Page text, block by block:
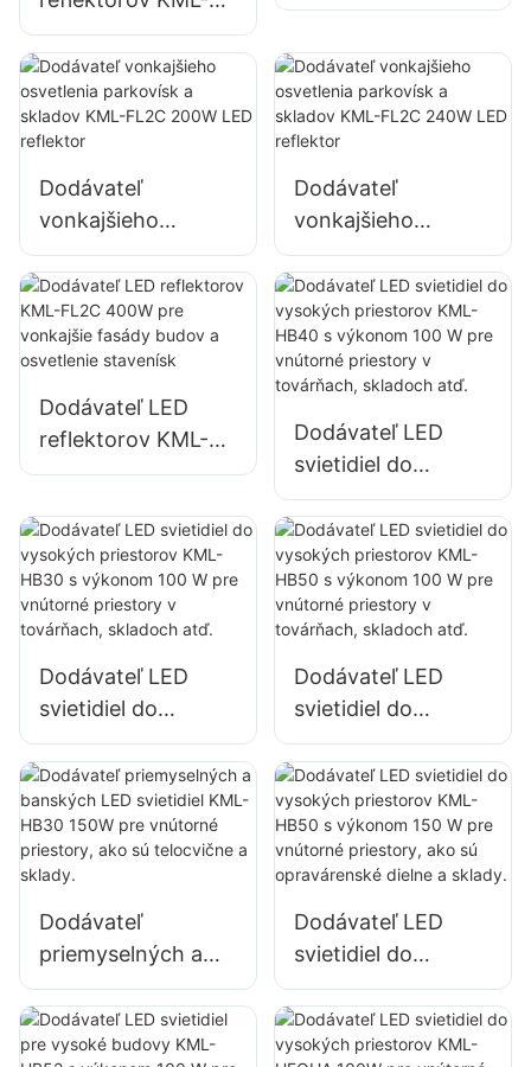
FL2C s výkonom
100 W pre
vonkajšie billboardy
a osvetlenie
reklamných
nápisov
FL2C 150W pre
osvetlenie stien a
priestorov
Dodávateľ
vonkajšieho
osvetlenia
parkovísk a skladov
KML-FL2C 200W
LED reflektor
Dodávateľ
vonkajšieho
osvetlenia
parkovísk a skladov
KML-FL2C 240W
LED reflektor
Dodávateľ LED
reflektorov KML-
FL2C 400W pre
budov a osvetlenie
stavenísk
Dodávateľ LED
svietidiel do
vysokých
priestorov KML-
HB40 s výkonom
100 W pre vnútorné
priestory v
skladoch atď.
Dodávateľ LED
svietidiel do
vysokých
priestorov KML-
HB30 s výkonom
100 W pre vnútorné
priestory v
skladoch atď.
Dodávateľ LED
svietidiel do
vysokých
priestorov KML-
HB50 s výkonom
100 W pre vnútorné
priestory v
skladoch atď.
Dodávateľ
priemyselných a
banských LED
svietidiel KML-
HB30 150W pre
Dodávateľ LED
svietidiel do
vysokých
priestorov KML-
HB50 s výkonom